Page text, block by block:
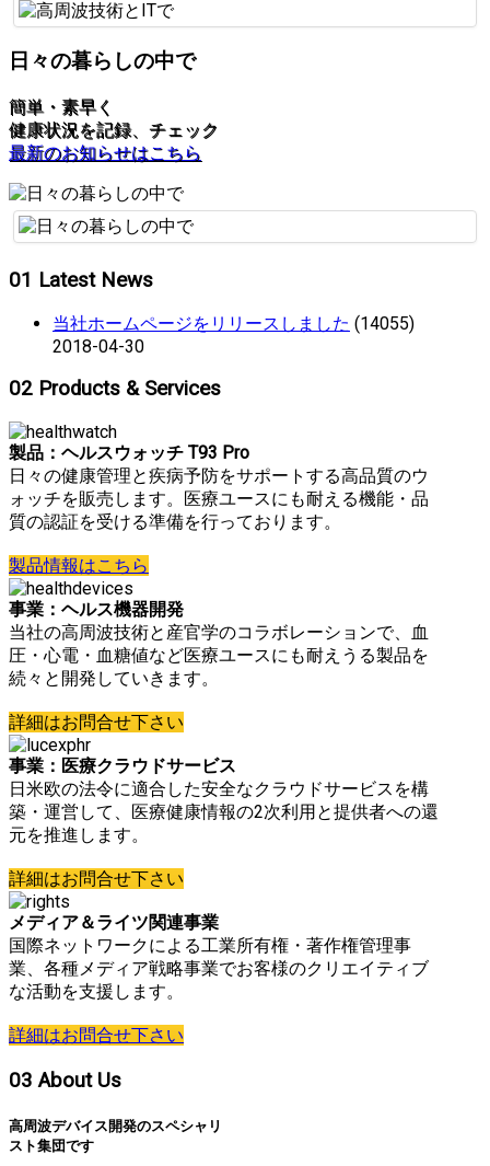
日々の暮らしの中で
簡単・素早く
健康状況を記録、チェック
最新のお知らせはこちら
01 Latest News
当社ホームページをリリースしました (14055)
2018-04-30
02 Products & Services
製品：ヘルスウォッチ T93 Pro
日々の健康管理と疾病予防をサポートする高品質のウ
ォッチを販売します。医療ユースにも耐える機能・品
質の認証を受ける準備を行っております。
製品情報はこちら
事業：ヘルス機器開発
当社の高周波技術と産官学のコラボレーションで、血
圧・心電・血糖値など医療ユースにも耐えうる製品を
続々と開発していきます。
詳細はお問合せ下さい
事業：医療クラウドサービス
日米欧の法令に適合した安全なクラウドサービスを構
築・運営して、医療健康情報の2次利用と提供者への還
元を推進します。
詳細はお問合せ下さい
メディア＆ライツ関連事業
国際ネットワークによる工業所有権・著作権管理事
業、各種メディア戦略事業でお客様のクリエイティブ
な活動を支援します。
詳細はお問合せ下さい
03About Us
高周波デバイス開発のスペシャリ
スト集団です